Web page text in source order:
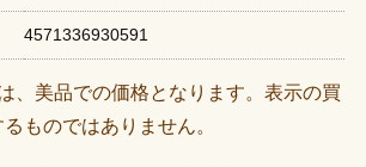
4571336930591
、美品での価格となります。表示の買
ものではありません。